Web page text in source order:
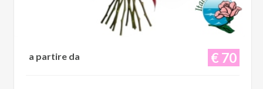
€ 70
a partire da